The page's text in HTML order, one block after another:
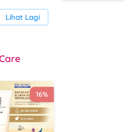
`Lihat Lagi
16%